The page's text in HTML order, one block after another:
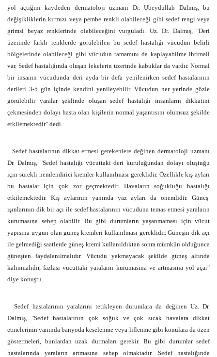
yol açtığını kaydeden dermatoloji uzmanı Dr. Ubeydullah Dalmış, bu
değişikliklerin kırmızı veya pembe renkli olabileceği gibi sedef rengi veya
grimsi beyaz renklerinde olabileceğini vurguladı. Uz. Dr. Dalmış, "Deri
üzerinde farklı renklerde görülebilen bu sedef hastalığı vücudun belirli
bölgelerinde olabileceği gibi vücudun tamamını da kaplayabilme ihtimali
var. Sedef hastalığında oluşan lekelerin üzerinde kabuklar da vardır. Normal
bir insanın vücudunda deri ayda bir defa yenilenirken sedef hastalarının
derileri 3-5 gün içinde kendini yenileyebilir. Vücudun her yerinde gözle
görülebilir yaralar şeklinde oluşan sedef hastalığı insanların dikkatini
çekmesinden dolayı hasta olan kişilerin normal yaşantısını olumsuz şekilde
etkilemektedir" dedi.
Sedef hastalarının dikkat etmesi gerekenlere değinen dermatoloji uzmanı
Dr. Dalmış, "Sedef hastalığı vücuttaki deri kuruluğundan dolayı oluştuğu
için sürekli nemlendirici kremler kullanılması gereklidir. Özellikle kış ayları
bu hastalar için çok zor geçmektedir. Havaların soğukluğu hastalığı
etkilemektedir. Kış aylarının yanında yaz ayları da önemlidir. Güneş
ışınlarının dik bir açı ile sedef hastalarının vücuduna temas etmesi yaraların
kurumasına sebep olabilir. Bu gibi durumların yaşanmaması için vücut
yapısına uygun olan güneş kremleri kullanılması gereklidir. Güneşin dik açı
ile gelmediği saatlerde güneş kremi kullanıldıktan sonra mümkün olduğunca
güneşten faydalanılmalıdır. Vücudu yakmayacak şekilde güneş altında
kalınmalıdır, fazlası vücuttaki yaraların kurumasına ve artmasına yol açar"
diye konuştu.
Sedef hastalarının yaralarını tetikleyen durumlara da değinen Uz. Dr.
Dalmış, "Sedef hastalarının çok soğuk ve çok sıcak havalara dikkat
etmelerinin yanında banyoda keselenme veya liflenme gibi konulara da özen
göstermeleri, bunlardan uzak durmaları gerekir. Bu gibi durumlar sedef
hastalarında yaraların artmasına sebep olmaktadır. Sedef hastalığında